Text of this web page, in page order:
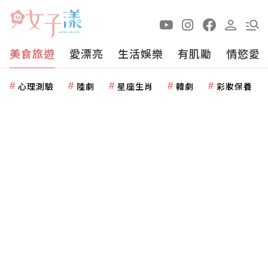
美食旅遊 愛漂亮 生活娛樂 有肌勵 情慾愛
心理測驗 陸劇 星座生肖 韓劇 彩妝保養